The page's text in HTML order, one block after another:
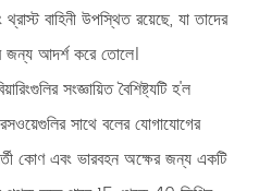
বাহিনী উপস্থিত রয়েছে, যা তাদের
জন্য আদর্শ করে তোলে।
সংজ্ঞায়িত বৈশিষ্ট্যটি হ'ল
সাথে বলের যোগাযোগের
কোণ এবং ভারবহন অক্ষের জন্য একটি